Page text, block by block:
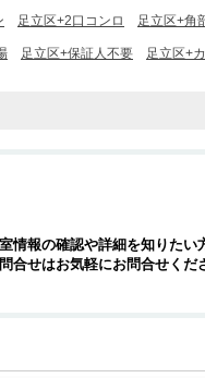
足立区+2口コンロ 足立区+角
足立区+保証人不要 足立区+
情報の確認や詳細を知りたい
合せはお気軽にお問合せくだ